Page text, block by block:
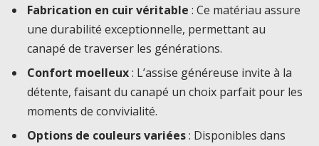
Fabrication en cuir véritable : Ce matériau assure
une durabilité exceptionnelle, permettant au
canapé de traverser les générations.
Confort moelleux: L’assise généreuse invite à la
détente, faisant du canapé un choix parfait pour les
moments de convivialité.
Options de couleurs variées: Disponibles dans